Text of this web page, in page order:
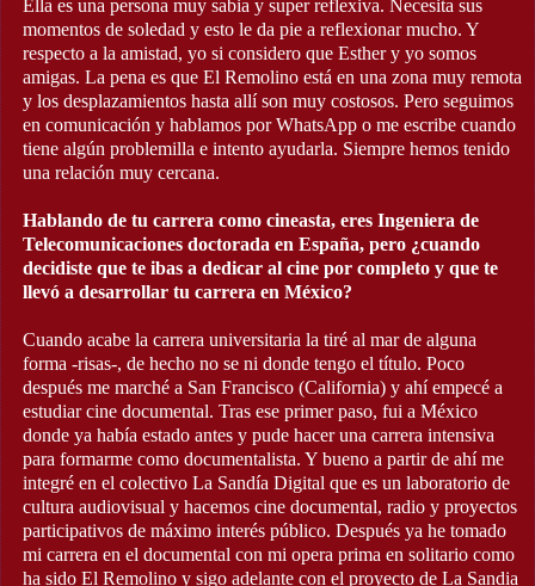
Ella es una persona muy sabia y super reflexiva. Necesita sus
momentos de soledad y esto le da pie a reflexionar mucho. Y
respecto a la amistad, yo si considero que Esther y yo somos
amigas. La pena es que El Remolino está en una zona muy remota
y los desplazamientos hasta allí son muy costosos. Pero seguimos
en comunicación y hablamos por WhatsApp o me escribe cuando
tiene algún problemilla e intento ayudarla. Siempre hemos tenido
una relación muy cercana.
Hablando de tu carrera como cineasta, eres Ingeniera de
Telecomunicaciones doctorada en España, pero ¿cuando
decidiste que te ibas a dedicar al cine por completo y que te
llevó a desarrollar tu carrera en México?
Cuando acabe la carrera universitaria la tiré al mar de alguna
forma -risas-, de hecho no se ni donde tengo el título. Poco
después me marché a San Francisco (California) y ahí empecé a
estudiar cine documental. Tras ese primer paso, fui a México
donde ya había estado antes y pude hacer una carrera intensiva
para formarme como documentalista. Y bueno a partir de ahí me
integré en el colectivo La Sandía Digital que es un laboratorio de
cultura audiovisual y hacemos cine documental, radio y proyectos
participativos de máximo interés público. Después ya he tomado
mi carrera en el documental con mi opera prima en solitario como
ha sido El Remolino y sigo adelante con el proyecto de La Sandia